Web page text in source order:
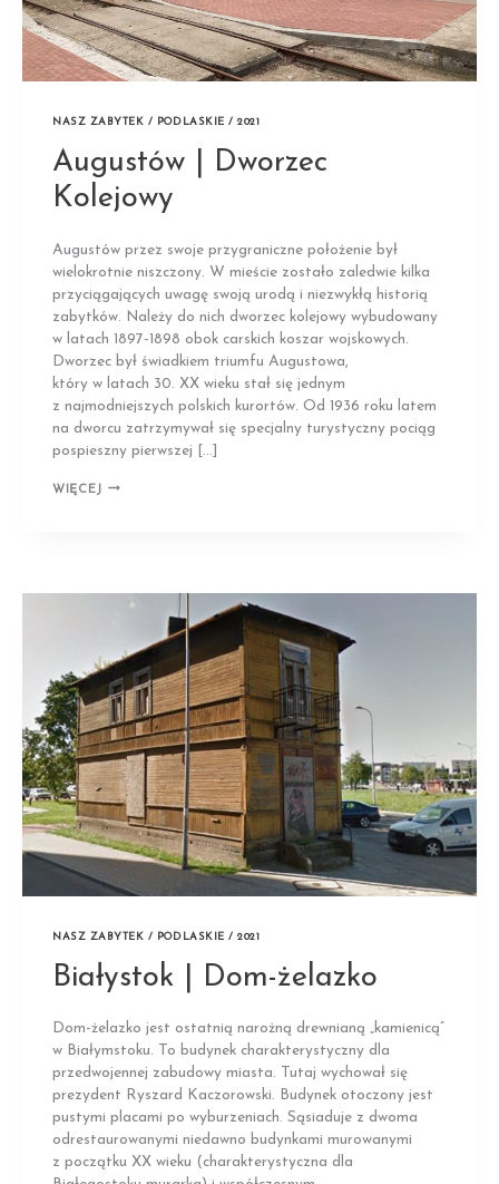
NASZ ZABYTEK / PODLASKIE / 2021
Augustów | Dworzec
Kolejowy
Augustów przez swoje przygraniczne położenie był
wielokrotnie niszczony. W mieście zostało zaledwie kilka
przyciągających uwagę swoją urodą i niezwykłą historią
zabytków. Należy do nich dworzec kolejowy wybudowany
w latach 1897-1898 obok carskich koszar wojskowych.
Dworzec był świadkiem triumfu Augustowa,
który w latach 30. XX wieku stał się jednym
z najmodniejszych polskich kurortów. Od 1936 roku latem
na dworcu zatrzymywał się specjalny turystyczny pociąg
pospieszny pierwszej […]
WIĘCEJ AUGUSTÓW
NASZ ZABYTEK / PODLASKIE / 2021
Białystok | Dom-żelazko
Dom-żelazko jest ostatnią narożną drewnianą „kamienicą”
w Białymstoku. To budynek charakterystyczny dla
przedwojennej zabudowy miasta. Tutaj wychował się
prezydent Ryszard Kaczorowski. Budynek otoczony jest
pustymi placami po wyburzeniach. Sąsiaduje z dwoma
odrestaurowanymi niedawno budynkami murowanymi
z początku XX wieku (charakterystyczna dla